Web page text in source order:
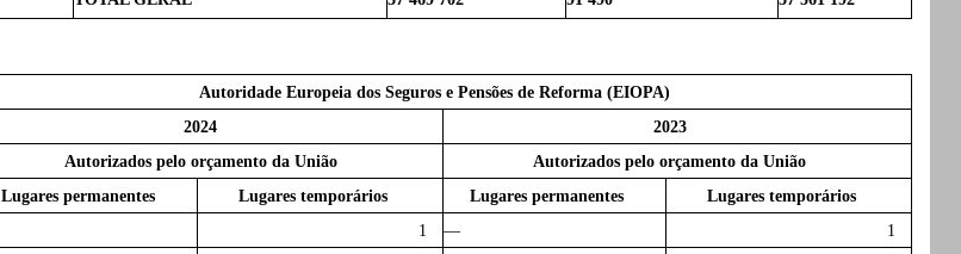
Autoridade Europeia dos Seguros e Pensões de Reforma (EIOPA)
2024
2023
Autorizados pelo orçamento da União
Autorizados pelo orçamento da União
Lugares permanentes
Lugares temporários Lugares permanentes
Lugares temporários
1 —
1